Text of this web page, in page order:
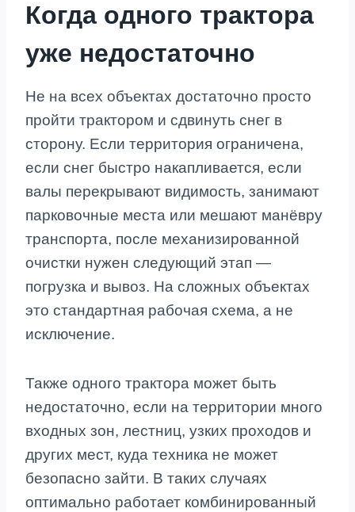
Когда одного трактора
уже недостаточно
Не на всех объектах достаточно просто
пройти трактором и сдвинуть снег в
сторону. Если территория ограничена,
если снег быстро накапливается, если
валы перекрывают видимость, занимают
парковочные места или мешают манёвру
транспорта, после механизированной
очистки нужен следующий этап —
погрузка и вывоз. На сложных объектах
это стандартная рабочая схема, а не
исключение.
Также одного трактора может быть
недостаточно, если на территории много
входных зон, лестниц, узких проходов и
других мест, куда техника не может
безопасно зайти. В таких случаях
оптимально работает комбинированный